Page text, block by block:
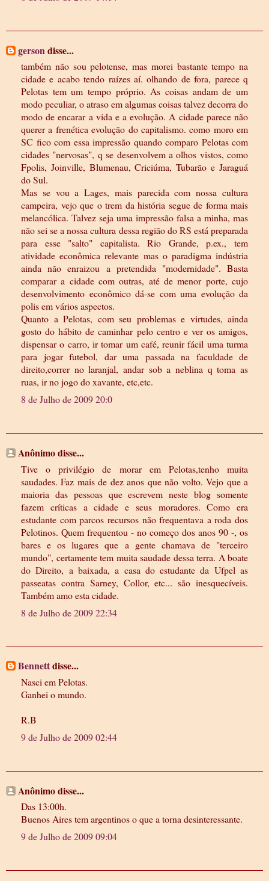
gerson disse...
também não sou pelotense, mas morei bastante tempo na
cidade e acabo tendo raízes aí. olhando de fora, parece q
Pelotas tem um tempo próprio. As coisas andam de um
modo peculiar, o atraso em algumas coisas talvez decorra do
modo de encarar a vida e a evolução. A cidade parece não
querer a frenética evolução do capitalismo. como moro em
SC fico com essa impressão quando comparo Pelotas com
cidades "nervosas", q se desenvolvem a olhos vistos, como
Fpolis, Joinville, Blumenau, Criciúma, Tubarão e Jaraguá
do Sul.
Mas se vou a Lages, mais parecida com nossa cultura
campeira, vejo que o trem da história segue de forma mais
melancólica. Talvez seja uma impressão falsa a minha, mas
não sei se a nossa cultura dessa região do RS está preparada
para esse "salto" capitalista. Rio Grande, p.ex., tem
atividade econômica relevante mas o paradigma indústria
ainda não enraizou a pretendida "modernidade". Basta
comparar a cidade com outras, até de menor porte, cujo
desenvolvimento econômico dá-se com uma evolução da
polis em vários aspectos.
Quanto a Pelotas, com seu problemas e virtudes, ainda
gosto do hábito de caminhar pelo centro e ver os amigos,
dispensar o carro, ir tomar um café, reunir fácil uma turma
para jogar futebol, dar uma passada na faculdade de
direito,correr no laranjal, andar sob a neblina q toma as
ruas, ir no jogo do xavante, etc,etc.
8 de Julho de 2009 20:0
Anônimo disse...
Tive o privilégio de morar em Pelotas,tenho muita
saudades. Faz mais de dez anos que não volto. Vejo que a
maioria das pessoas que escrevem neste blog somente
fazem críticas a cidade e seus moradores. Como era
estudante com parcos recursos não frequentava a roda dos
Pelotinos. Quem frequentou - no começo dos anos 90 -, os
bares e os lugares que a gente chamava de "terceiro
mundo", certamente tem muita saudade dessa terra. A boate
do Direito, a baixada, a casa do estudante da Ufpel as
passeatas contra Sarney, Collor, etc... são inesquecíveis.
Também amo esta cidade.
8 de Julho de 2009 22:34
Bennettdisse...
Nasci em Pelotas.
Ganhei o mundo.
R.B
9 de Julho de 2009 02:44
Anônimo disse...
Das 13:00h.
Buenos Aires tem argentinos o que a torna desinteressante.
9 de Julho de 2009 09:04